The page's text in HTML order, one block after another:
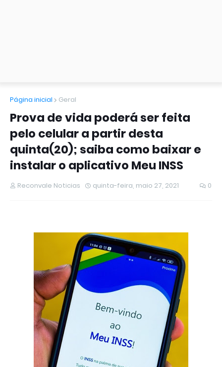
Página inicial Geral
Prova de vida poderá ser feita
pelo celular a partir desta
quinta(20); saiba como baixar e
instalar o aplicativo Meu INSS
Reconvale Noticias quinta-feira, maio 27, 2021 0